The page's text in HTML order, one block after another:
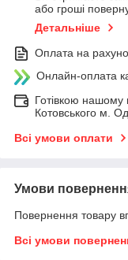
або гроші
Детальніше
Оплата на
Онлайн-оплата
Готівкою нашому
Котовського м.
Всі умови оплати
Умови
Повернення товару
Всі умови